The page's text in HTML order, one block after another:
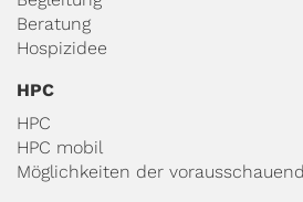
Beratung
Hospizidee
HPC
HPC
HPC mobil
Möglichkeiten der